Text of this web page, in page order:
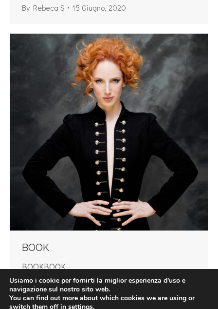
By Rebeca S 15 Giugno, 2020
BOOK
BOOKBOOK
ByRebeca S 5 Giugno, 2020
Usiamo i cookie per fornirti la miglior esperienza d'uso e
navigazione sul nostro sito web.
You can find out more about which cookies we are using or
switch them off in settings.